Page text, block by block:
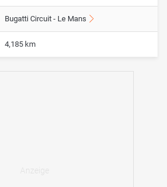
Bugatti Circuit - Le Mans
4,185 km